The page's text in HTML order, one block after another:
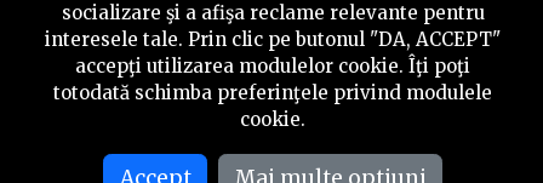
socializare şi a afişa reclame relevante pentru
interesele tale. Prin clic pe butonul "DA, ACCEPT"
accepţi utilizarea modulelor cookie. Îţi poţi
totodată schimba preferinţele privind modulele
cookie.